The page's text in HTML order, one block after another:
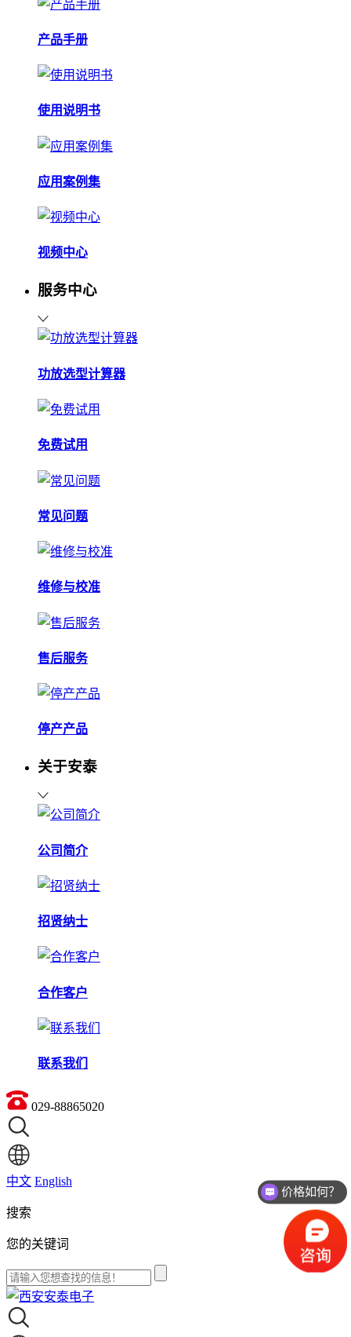
产品手册
使用说明书
应用案例集
视频中心
服务中心
功放选型计算器
免费试用
常见问题
维修与校准
售后服务
停产产品
关于安泰
公司简介
招贤纳士
合作客户
联系我们
029-88865020
中文 English
搜索
您的关键词
价格如何？